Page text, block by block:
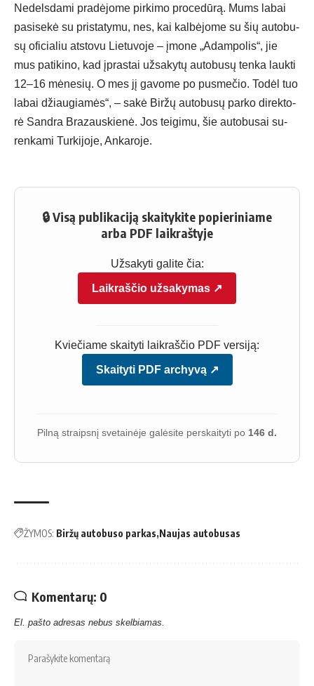
Ne­dels­da­mi pra­dė­jo­me pir­ki­mo pro­ce­dū­rą. Mums la­bai
pa­si­se­kė su pri­sta­ty­mu, nes, kai kal­bė­jo­me su šių au­to­bu­
sų ofi­cia­liu at­sto­vu Lie­tu­vo­je – įmo­ne „Adam­po­lis“, jie
mus pa­ti­ki­no, kad įpras­tai už­sa­ky­tų au­to­bu­sų ten­ka lauk­ti
12–16 mė­ne­sių. O mes jį ga­vo­me po pus­me­čio. To­dėl tuo
la­bai džiau­gia­mės“, – sa­kė Bir­žų au­to­bu­sų par­ko di­rek­to­
rė Sand­ra Bra­zaus­kie­nė. Jos tei­gi­mu, šie au­to­bu­sai su­
ren­ka­mi Tur­ki­jo­je, An­ka­ro­je.
🔒 Visą publikaciją skaitykite popieriniame
arba PDF laikraštyje
Užsakyti galite čia:
Laikraščio užsakymas ↗
Kviečiame skaityti laikraščio PDF versiją:
Skaityti PDF archyvą ↗
Pilną straipsnį svetainėje galėsite perskaityti po 146 d.
ŽYMOS: Biržų autobuso parkas Naujas autobusas
Komentarų: 0
El. pašto adresas nebus skelbiamas.